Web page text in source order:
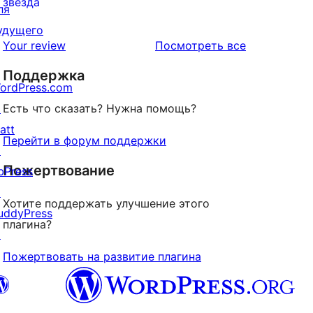
отзыв
звездный
Your review Посмотреть всеотзывы
Поддержка
Есть что сказать? Нужна помощь?
Перейти в форум поддержки
Пожертвование
Хотите поддержать улучшение этого
плагина?
Пожертвовать на развитие плагина